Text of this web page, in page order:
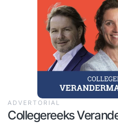
ADVERTORIAL
Collegereeks